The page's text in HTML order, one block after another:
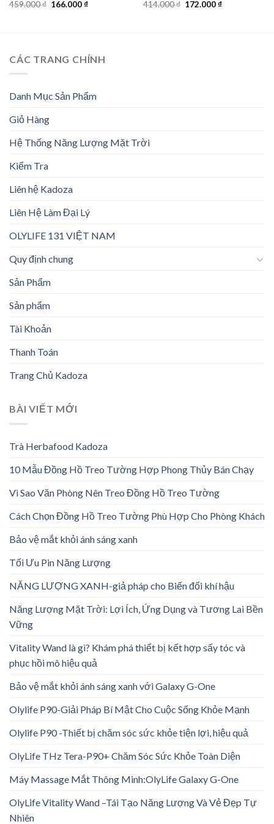
459.000₫ Giá
166.000₫Giá
414.000₫ Giá
172.000₫Giá
CÁC TRANG CHÍNH
Danh Mục Sản Phẩm
Giỏ Hàng
Hệ Thống Năng Lượng Mặt Trời
Kiểm Tra
Liên hệ Kadoza
Liên Hệ Làm Đại Lý
OLYLIFE 131 VIỆT NAM
Quy định chung
Sản Phẩm
Sản phẩm
Tài Khoản
Thanh Toán
Trang Chủ Kadoza
BÀI VIẾT MỚI
Trà Herbafood Kadoza
10 Mẫu Đồng Hồ Treo Tường Hợp Phong Thủy Bán Chạy
Vì Sao Văn Phòng Nên Treo Đồng Hồ Treo Tường
Cách Chọn Đồng Hồ Treo Tường Phù Hợp Cho Phòng Khách
Bảo vệ mắt khỏi ánh sáng xanh
Tối Ưu Pin Năng Lượng
NĂNG LƯỢNG XANH-giả pháp cho Biến đổi khí hậu
Năng Lượng Mặt Trời: Lợi Ích, Ứng Dụng và Tương Lai Bền
Vững
Vitality Wand là gì? Khám phá thiết bị kết hợp sấy tóc và
phục hồi mô hiệu quả
Bảo vệ mắt khỏi ánh sáng xanh với Galaxy G-One
Olylife P90-Giải Pháp Bí Mật Cho Cuộc Sống Khỏe Mạnh
Olylife P90 -Thiết bị chăm sóc sức khỏe tiện lợi, hiệu quả
OlyLife THz Tera-P90+ Chăm Sóc Sức Khỏe Toàn Diện
Máy Massage Mắt Thông Minh:OlyLife Galaxy G-One
OlyLife Vitality Wand –Tái Tạo Năng Lượng Và Vẻ Đẹp Tự
Nhiên